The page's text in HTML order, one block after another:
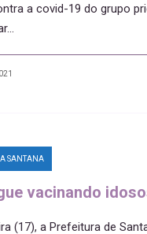
a covid-19 do grupo
...
SANTANA
vacinando
(17), a Prefeitura de